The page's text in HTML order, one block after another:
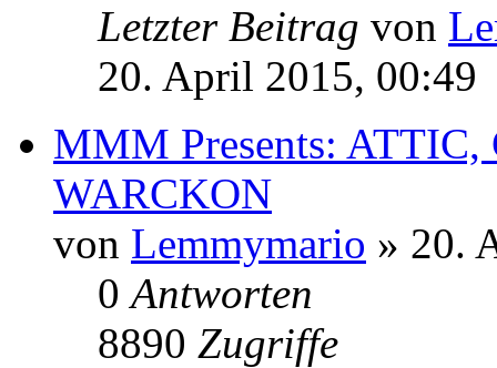
Letzter Beitrag von
20. April 2015, 00:49
MMM Presents:
WARCKON
von Lemmymario » 20.
0Antworten
8890 Zugriffe